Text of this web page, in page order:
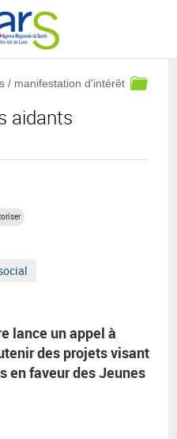
aidants
/ manifestation d'intérêt
lance un appel à
des projets visant
en faveur des Jeunes